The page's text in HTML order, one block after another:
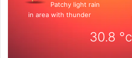
Patchy light rain
in area with thunder
30.8 °c